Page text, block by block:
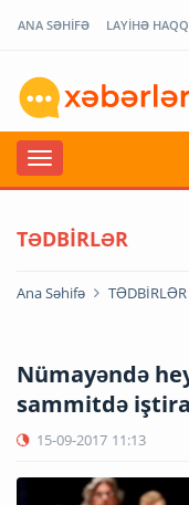
ANA SƏHİFƏ LAYİHƏ
TƏDBİRLƏR
Ana Səhifə TƏDBİRLƏR
Nümayəndə
sammitdə
15-09-2017 11:13